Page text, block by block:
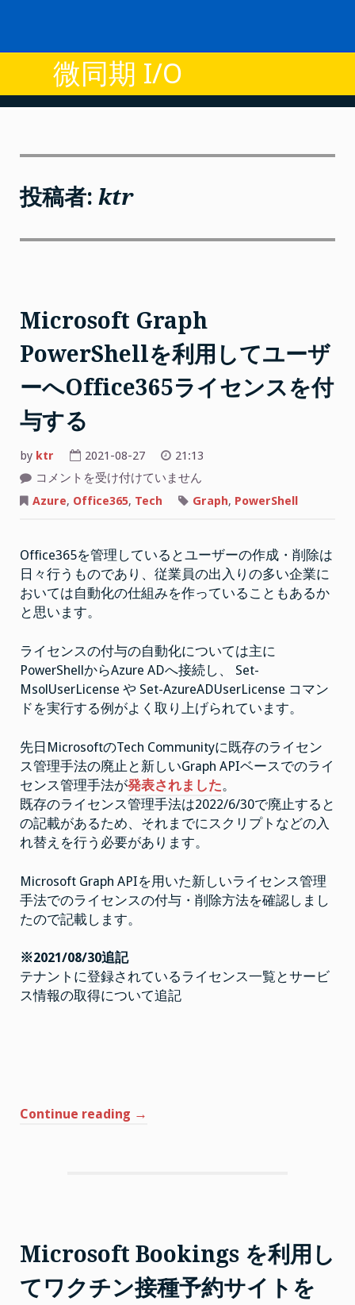
微同期 I/O
投稿者: ktr
Microsoft Graph
PowerShellを利用してユーザ
ーへOffice365ライセンスを付
与する
by ktr 2021-08-27
21:13
Microsoft
PowerShell
て
ー
ザ
ー
へ
Office365
イ
セ
ン
ス
を
付
与
は
コメントを受け付けていません
Azure, Office365, Tech Graph, PowerShell
Office365を管理しているとユーザーの作成・削除は
日々行うものであり、従業員の出入りの多い企業に
おいては自動化の仕組みを作っていることもあるか
と思います。
ライセンスの付与の自動化については主に
PowerShellからAzure ADへ接続し、 Set-
MsolUserLicense や Set-AzureADUserLicense コマン
ドを実行する例がよく取り上げられています。
先日MicrosoftのTech Communityに既存のライセン
ス管理手法の廃止と新しいGraph APIベースでのライ
センス管理手法が発表されました。
既存のライセンス管理手法は2022/6/30で廃止すると
の記載があるため、それまでにスクリプトなどの入
れ替えを行う必要があります。
Microsoft Graph APIを用いた新しいライセンス管理
手法でのライセンスの付与・削除方法を確認しまし
たので記載します。
※2021/08/30追記
テナントに登録されているライセンス一覧とサービ
ス情報の取得について追記
Continue reading “Microsoft
て
ユ
ー
→
Microsoft Bookings を利用し
てワクチン接種予約サイトを